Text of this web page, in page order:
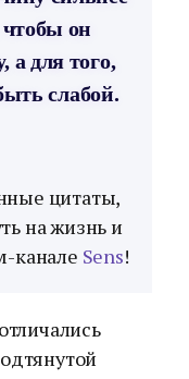
он
а для того,
слабой.
цитаты,
на жизнь и
канале Sens!